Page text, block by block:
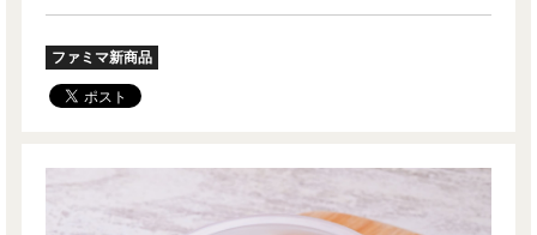
ファミマ新商品